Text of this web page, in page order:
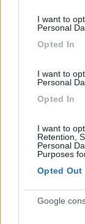
I want to
Personal
Opted In
I want to
Personal
Opted In
I want to
Retention,
Personal
Purposes
Opted Out
Google
"il est interdit
Grinza
Inserito il08/12/
Io ancora non
che nemmeno
13575
In risposta al